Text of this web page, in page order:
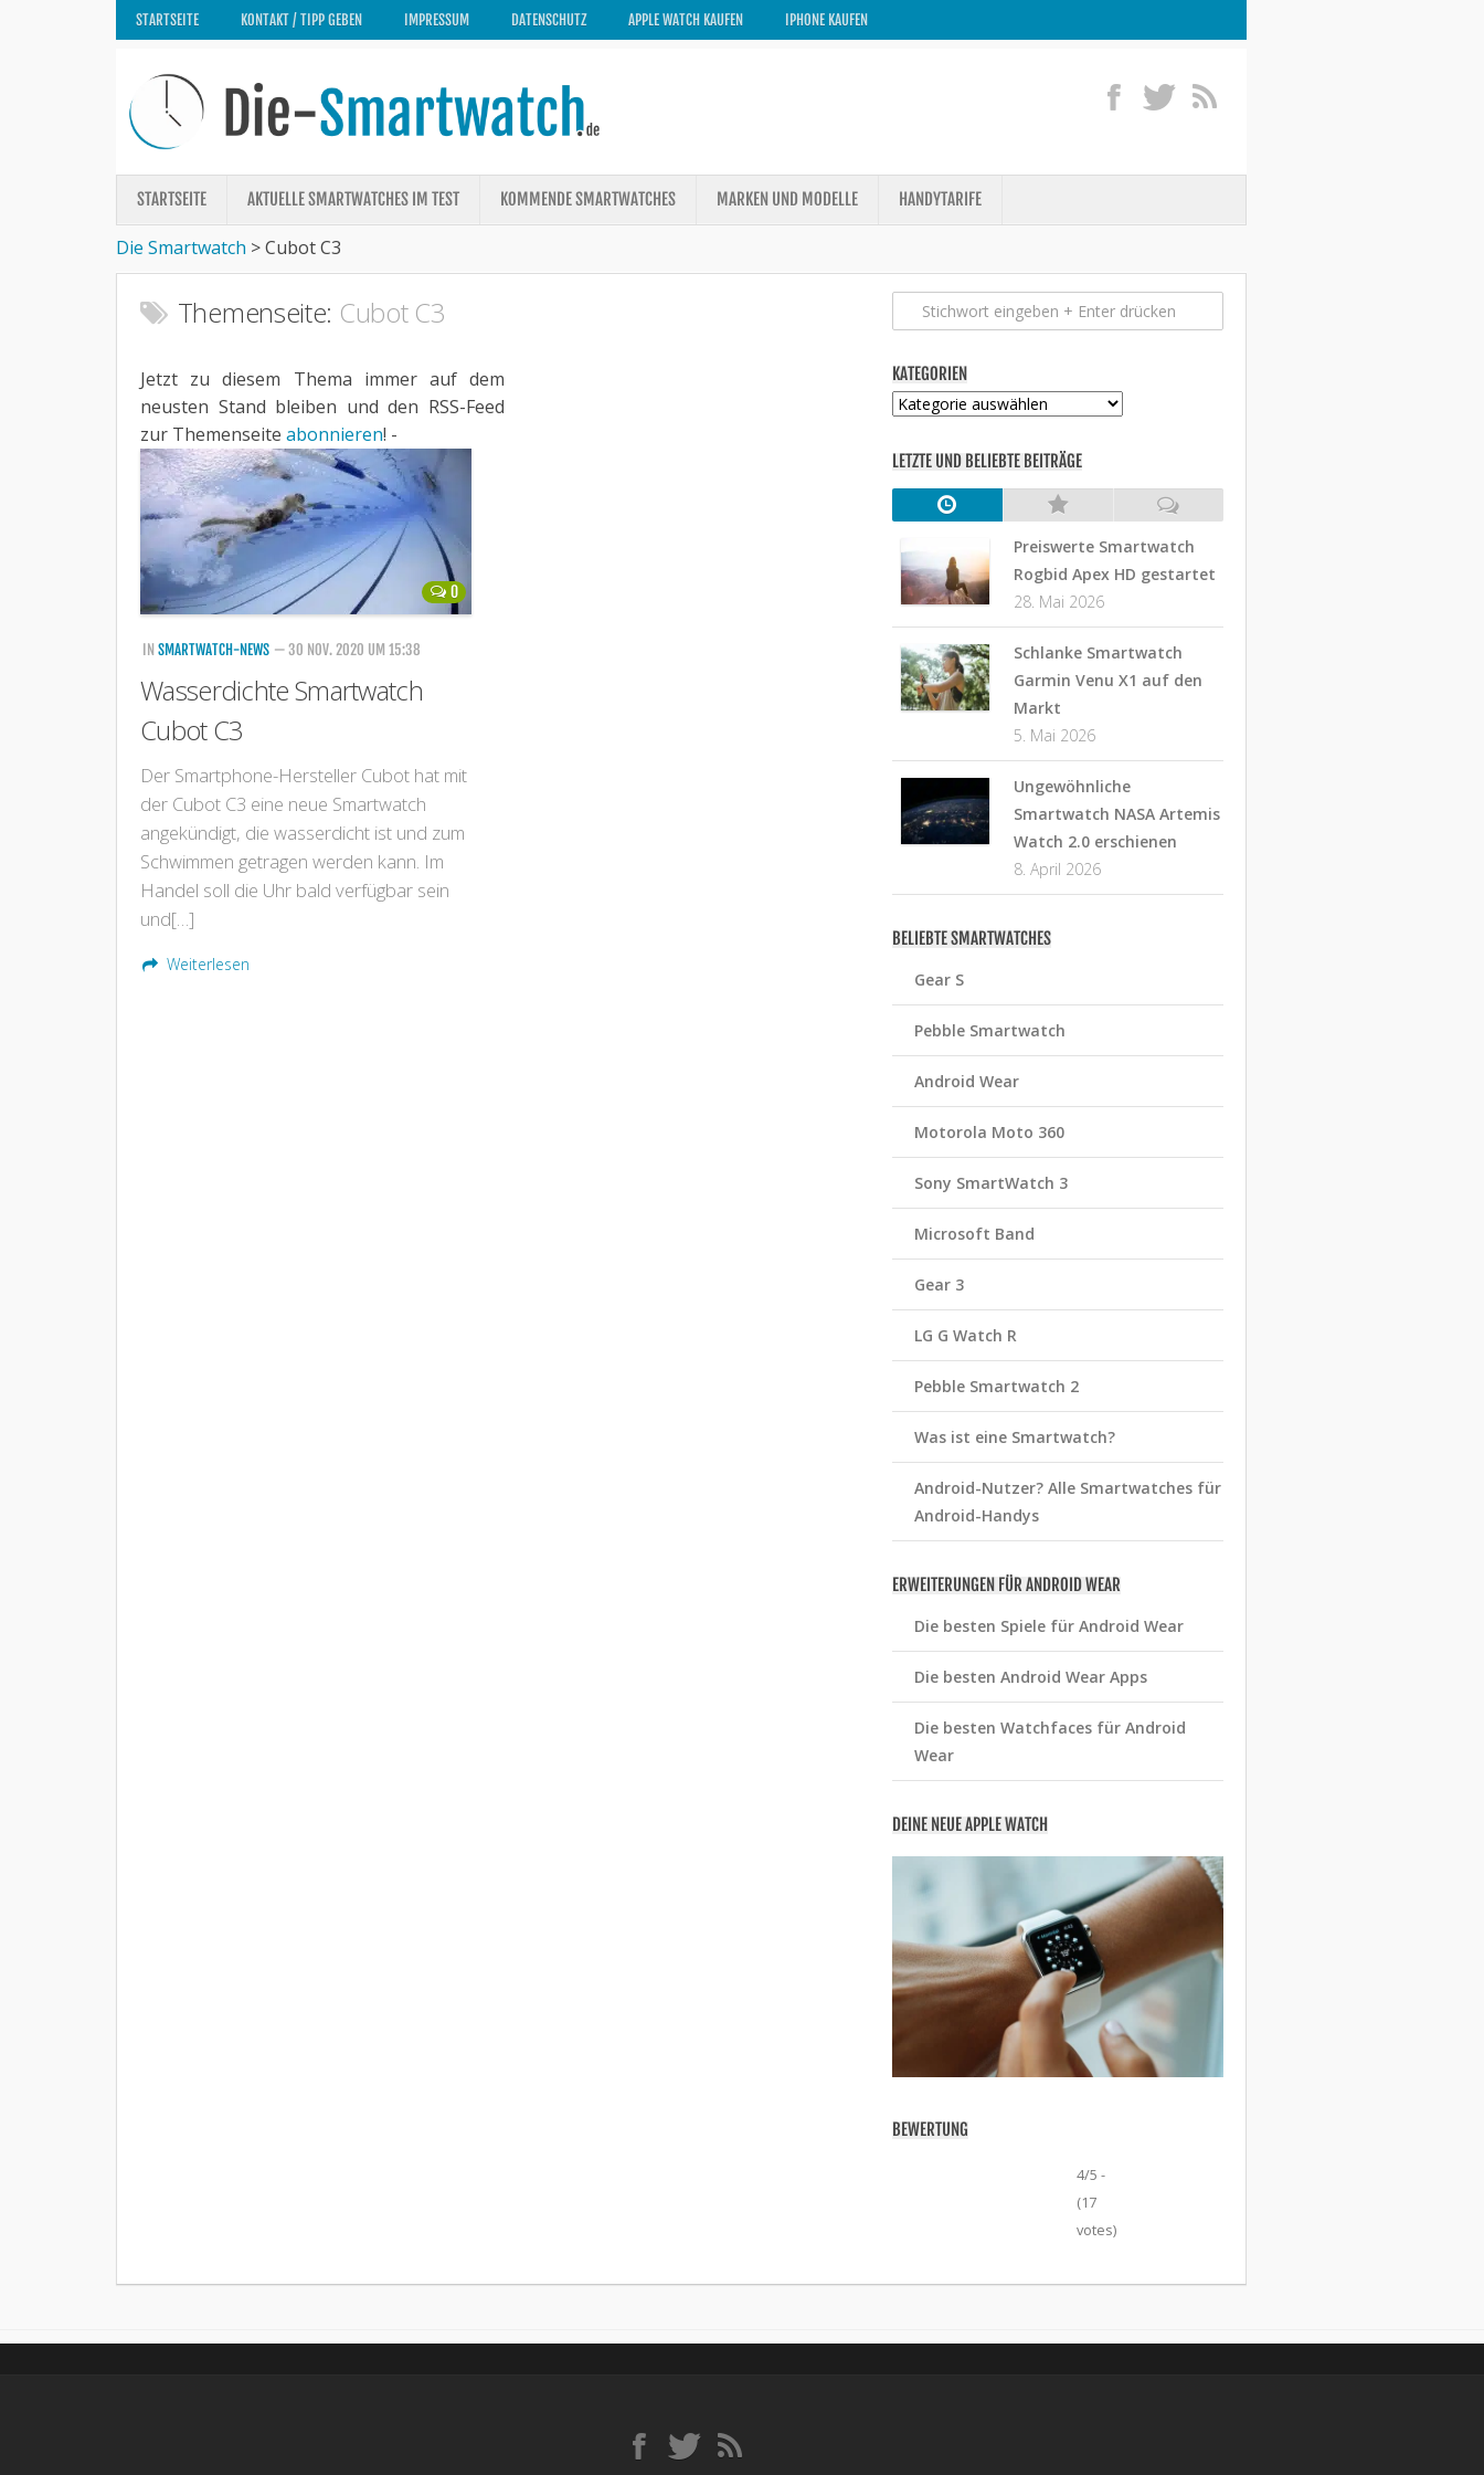
STARTSEITE KONTAKT / TIPP GEBEN IMPRESSUM DATENSCHUTZ APPLE WATCH KAUFEN IPHONE KAUFEN
STARTSEITE AKTUELLE SMARTWATCHES IM TEST KOMMENDE SMARTWATCHES MARKEN UND MODELLE HANDYTARIFE
Die Smartwatch >Cubot C3
Themenseite: Cubot C3
Jetzt zu diesem Thema immer auf dem
neusten Stand bleiben und den RSS-Feed
zur Themenseite abonnieren! -
0
IN SMARTWATCH-NEWS — 30 NOV. 2020 UM 15:38
Wasserdichte Smartwatch
Cubot C3
Der Smartphone-Hersteller Cubot hat mit
der Cubot C3 eine neue Smartwatch
angekündigt, die wasserdicht ist und zum
Schwimmen getragen werden kann. Im
Handel soll die Uhr bald verfügbar sein
und[…]
Weiterlesen
KATEGORIEN
Kategorien
LETZTE UND BELIEBTE BEITRÄGE
Preiswerte Smartwatch
Rogbid Apex HD gestartet
28. Mai 2026
Schlanke Smartwatch
Garmin Venu X1 auf den
Markt
5. Mai 2026
Ungewöhnliche
Smartwatch NASA Artemis
Watch 2.0 erschienen
8. April 2026
BELIEBTE SMARTWATCHES
Gear S
Pebble Smartwatch
Android Wear
Motorola Moto 360
Sony SmartWatch 3
Microsoft Band
Gear 3
LG G Watch R
Pebble Smartwatch 2
Was ist eine Smartwatch?
Android-Nutzer? Alle Smartwatches für
Android-Handys
ERWEITERUNGEN FÜR ANDROID WEAR
Die besten Spiele für Android Wear
Die besten Android Wear Apps
Die besten Watchfaces für Android
Wear
DEINE NEUE APPLE WATCH
BEWERTUNG
4/5 -
(17
votes)